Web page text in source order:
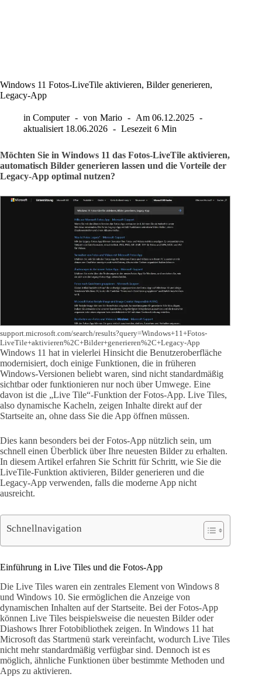
Windows 11 Fotos-LiveTile aktivieren, Bilder generieren,
Legacy-App
in Computer von Mario Am 06.12.2025
aktualisiert 18.06.2026 Lesezeit 6 Min
Möchten Sie in Windows 11 das Fotos-LiveTile aktivieren,
automatisch Bilder generieren lassen und die Vorteile der
Legacy-App optimal nutzen?
support.microsoft.com/search/results?query=Windows+11+Fotos-
LiveTile+aktivieren%2C+Bilder+generieren%2C+Legacy-App
Windows 11 hat in vielerlei Hinsicht die Benutzeroberfläche
modernisiert, doch einige Funktionen, die in früheren
Windows-Versionen beliebt waren, sind nicht standardmäßig
sichtbar oder funktionieren nur noch über Umwege. Eine
davon ist die „Live Tile“-Funktion der Fotos-App. Live Tiles,
also dynamische Kacheln, zeigen Inhalte direkt auf der
Startseite an, ohne dass Sie die App öffnen müssen.
Dies kann besonders bei der Fotos-App nützlich sein, um
schnell einen Überblick über Ihre neuesten Bilder zu erhalten.
In diesem Artikel erfahren Sie Schritt für Schritt, wie Sie die
LiveTile-Funktion aktivieren, Bilder generieren und die
Legacy-App verwenden, falls die moderne App nicht
ausreicht.
Schnellnavigation
Einführung in Live Tiles und die Fotos-App
Die Live Tiles waren ein zentrales Element von Windows 8
und Windows 10. Sie ermöglichen die Anzeige von
dynamischen Inhalten auf der Startseite. Bei der Fotos-App
können Live Tiles beispielsweise die neuesten Bilder oder
Diashows Ihrer Fotobibliothek zeigen. In Windows 11 hat
Microsoft das Startmenü stark vereinfacht, wodurch Live Tiles
nicht mehr standardmäßig verfügbar sind. Dennoch ist es
möglich, ähnliche Funktionen über bestimmte Methoden und
Apps zu aktivieren.